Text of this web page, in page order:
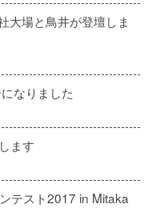
場と鳥井が登壇しま
なりました
ます
テスト2017 in Mitaka